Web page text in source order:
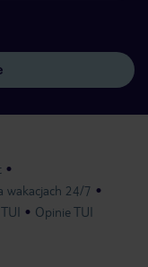
wakacjach 24/7
Opinie TUI